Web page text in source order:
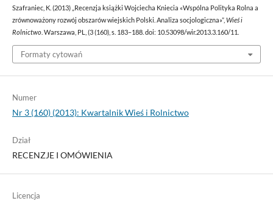
Szafraniec, K. (2013) „Recenzja książki Wojciecha Kniecia «Wspólna Polityka Rolna a
zrównoważony rozwój obszarów wiejskich Polski. Analiza socjologiczna»”, Wieś i
Rolnictwo. Warszawa, PL, (3 (160), s. 183–188. doi: 10.53098/wir.2013.3.160/11.
Formaty cytowań
Numer
Nr 3 (160) (2013): Kwartalnik Wieś i Rolnictwo
Dział
RECENZJE I OMÓWIENIA
Licencja